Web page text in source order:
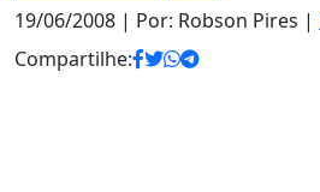
19/06/2008 | Por: Robson Pires |
Compartilhe: